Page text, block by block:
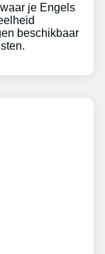
je Engels
beschikbaar